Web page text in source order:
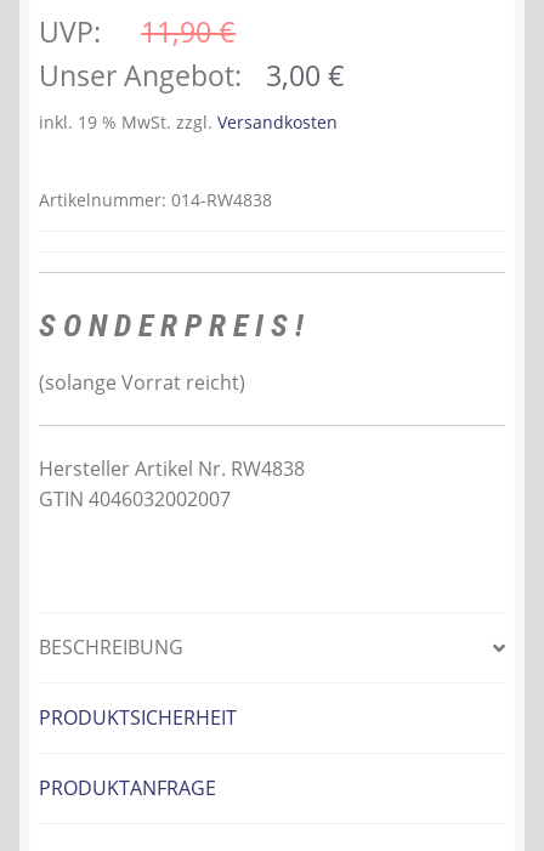
UVP: 11,90 €
Ursprünglicher
Preis
11,90 €
Unser Angebot: 3,00 €Aktueller
inkl. 19 % MwSt. zzgl. Versandkosten
S O N D E R P R E I S !
(solange Vorrat reicht)
Hersteller Artikel Nr. RW4838
GTIN 4046032002007
Artikelnummer: 014-RW4838
BESCHREIBUNG
PRODUKTSICHERHEIT
PRODUKTANFRAGE